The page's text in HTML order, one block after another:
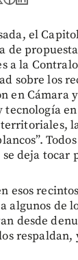
el
a la
sobre los
en Cámara
tecnología
deja tocar
esos
algunos de
desde
respaldan,